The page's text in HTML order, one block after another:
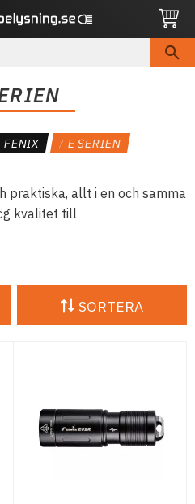
FENIX E SERIEN
praktiska, allt i en och samma
kvalitet till
SORTERA